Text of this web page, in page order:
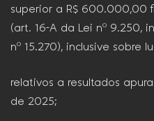
superior a R$ 600.000,00
(art. 16-A da Lei nº 9.250,
nº 15.270), inclusive sobre
relativos a resultados
de 2025;